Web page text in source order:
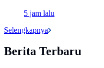
5 jam lalu
Selengkapnya
Berita Terbaru